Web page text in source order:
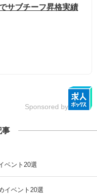
サブチーフ昇格実績
Sponsored by
事
ベント20選
イベント20選